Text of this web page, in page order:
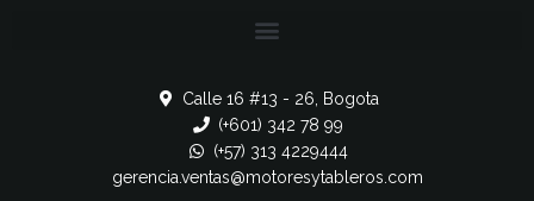
Calle 16 #13 - 26, Bogota
(+601) 342 78 99
(+57) 313 4229444
gerencia.ventas@motoresytableros.com